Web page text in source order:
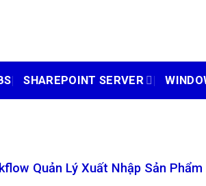
SHAREPOINT SERVER
Quản Lý Xuất Nhập Sản